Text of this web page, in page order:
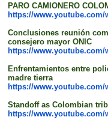
PARO CAMIONERO
https://www.youtube.com/
Conclusiones reunión
consejero mayor ONIC
https://www.youtube.com/
Enfrentamientos entre
madre tierra
https://www.youtube.com/
Standoff as Colombian
https://www.youtube.com/